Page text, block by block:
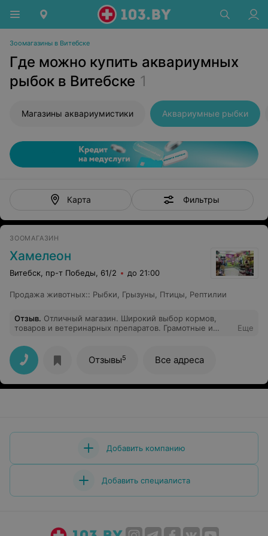
Зоомагазины в Витебске
Где можно купить аквариумных
рыбок в Витебске 1
Магазины аквариумистики Аквариумные рыбки
Карта Фильтры
ЗООМАГАЗИН
Хамелеон
Витебск, пр-т Победы, 61/2 до 21:00
Продажа животных:: Рыбки Грызуны Птицы Рептилии
Отзыв. Отличный магазин. Широкий выбор кормов,
товаров и ветеринарных препаратов. Грамотные и
проконсультируюсь по интересующим вопросам.
Еще
Отзывы5 Все адреса
Добавить компанию
Добавить специалиста